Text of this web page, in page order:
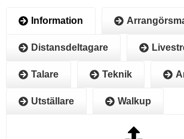
Information
Distansdeltagare
Talare Teknik
Utställare Walkup